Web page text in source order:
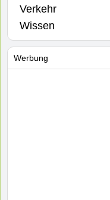
Verkehr
Wissen
Werbung